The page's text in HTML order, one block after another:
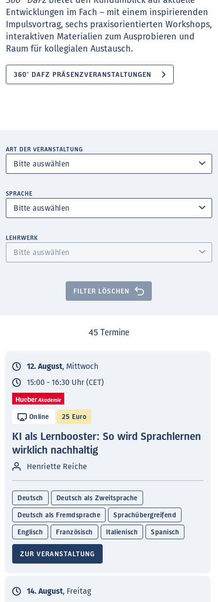
Entwicklungen im Fach – mit einem inspirierenden
Impulsvortrag, sechs praxisorientierten Workshops,
interaktiven Materialien zum Ausprobieren und
Raum für kollegialen Austausch.
360° DAFZ PRÄSENZVERANSTALTUNGEN
ART DER VERANSTALTUNG
SPRACHE
LEHRWERK
FILTER LÖSCHEN
45 Termine
12. August, Mittwoch
15:00 - 16:30 Uhr (CET)
Online 25 Euro
KI als Lernbooster: So wird Sprachlernen
wirklich nachhaltig
Henriette Reiche
Deutsch Deutsch als Zweitsprache
Deutsch als Fremdsprache Sprachübergreifend
Englisch Französisch Italienisch Spanisch
ZUR VERANSTALTUNG
14. August, Freitag